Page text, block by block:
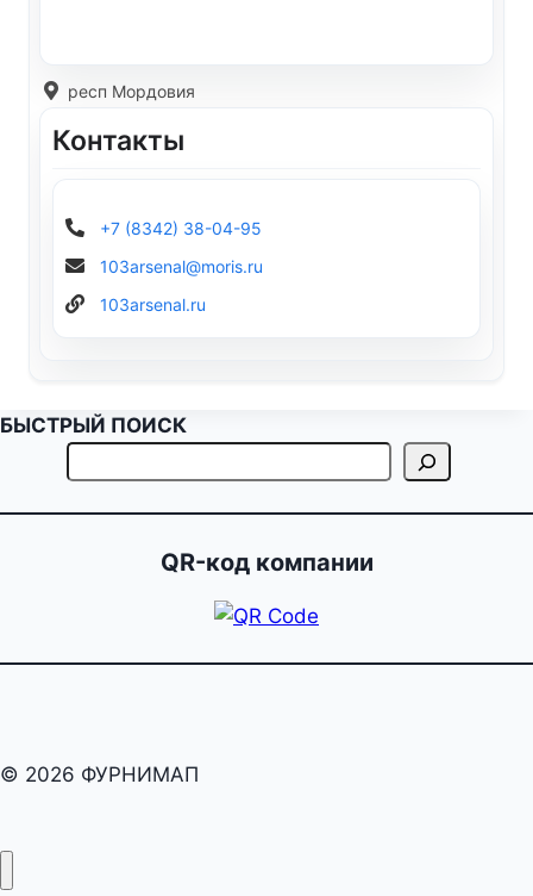
респ Мордовия
Контакты
+7 (8342) 38-04-95
103arsenal@moris.ru
103arsenal.ru
БЫСТРЫЙ ПОИСК
QR-код компании
© 2026 ФУРНИМАП